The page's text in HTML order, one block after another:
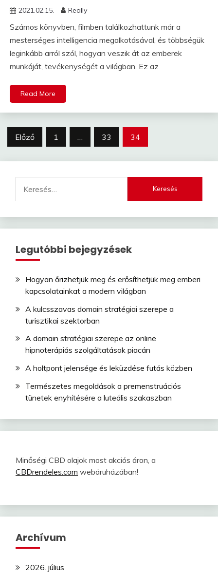
2021.02.15. Really
Számos könyvben, filmben találkozhattunk már a
mesterséges intelligencia megalkotásával, és többségük
leginkább arról szól, hogyan veszik át az emberek
munkáját, tevékenységét a világban. Ez az
Read More
Bejegyzések
Előző 1 … 33 34
Legutóbbi bejegyzések
Hogyan őrizhetjük meg és erősíthetjük meg emberi
kapcsolatainkat a modern világban
A kulcsszavas domain stratégiai szerepe a
turisztikai szektorban
A domain stratégiai szerepe az online
hipnoterápiás szolgáltatások piacán
A holtpont jelensége és leküzdése futás közben
Természetes megoldások a premenstruációs
tünetek enyhítésére a luteális szakaszban
Minőségi CBD olajok most akciós áron, a
CBDrendeles.com webáruházában!
Archívum
2026. július